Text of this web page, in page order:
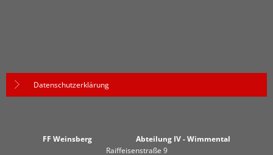
Datenschutzerklärung
FF Weinsberg Abteilung IV - Wimmental
Raiffeisenstraße 9